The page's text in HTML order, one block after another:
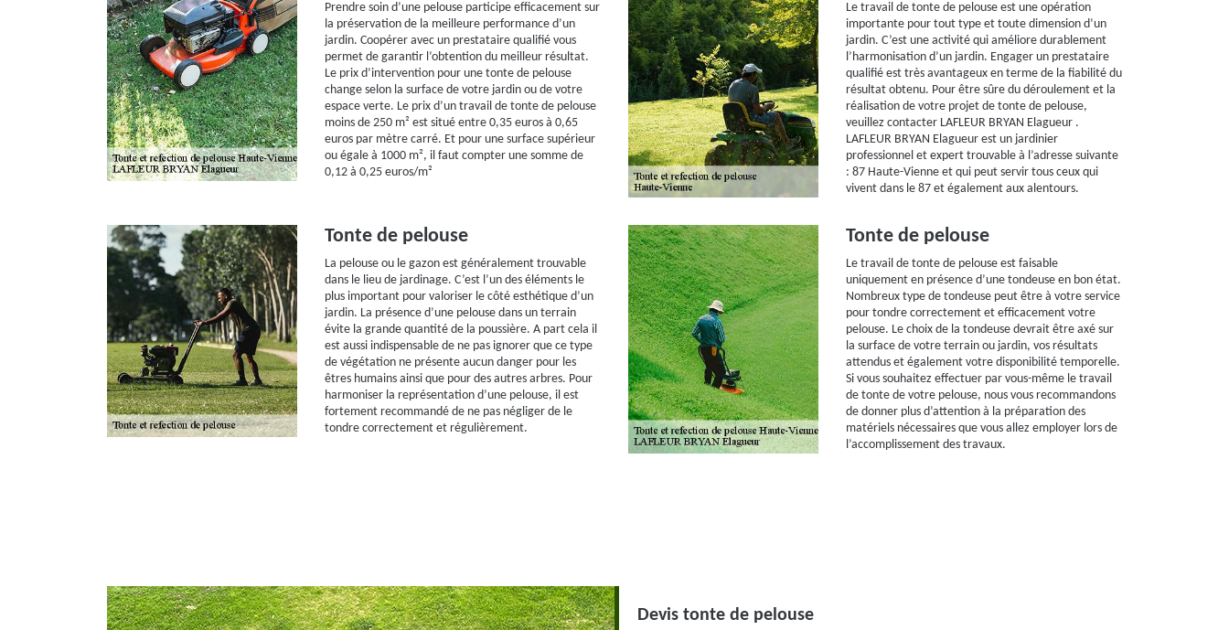
Prendre soin d’une pelouse participe efficacement sur
la préservation de la meilleure performance d’un
jardin. Coopérer avec un prestataire qualifié vous
permet de garantir l’obtention du meilleur résultat.
Le prix d’intervention pour une tonte de pelouse
change selon la surface de votre jardin ou de votre
espace verte. Le prix d’un travail de tonte de pelouse
moins de 250 m² est situé entre 0,35 euros à 0,65
euros par mètre carré. Et pour une surface supérieur
ou égale à 1000 m², il faut compter une somme de
0,12 à 0,25 euros/m²
Le travail de tonte de pelouse est une opération
importante pour tout type et toute dimension d’un
jardin. C’est une activité qui améliore durablement
l’harmonisation d’un jardin. Engager un prestataire
qualifié est très avantageux en terme de la fiabilité du
résultat obtenu. Pour être sûre du déroulement et la
réalisation de votre projet de tonte de pelouse,
veuillez contacter LAFLEUR BRYAN Elagueur .
LAFLEUR BRYAN Elagueur est un jardinier
professionnel et expert trouvable à l’adresse suivante
: 87 Haute-Vienne et qui peut servir tous ceux qui
vivent dans le 87 et également aux alentours.
Tonte de pelouse
La pelouse ou le gazon est généralement trouvable
dans le lieu de jardinage. C’est l’un des éléments le
plus important pour valoriser le côté esthétique d’un
jardin. La présence d’une pelouse dans un terrain
évite la grande quantité de la poussière. A part cela il
est aussi indispensable de ne pas ignorer que ce type
de végétation ne présente aucun danger pour les
êtres humains ainsi que pour des autres arbres. Pour
harmoniser la représentation d’une pelouse, il est
fortement recommandé de ne pas négliger de le
tondre correctement et régulièrement.
Tonte de pelouse
Le travail de tonte de pelouse est faisable
uniquement en présence d’une tondeuse en bon état.
Nombreux type de tondeuse peut être à votre service
pour tondre correctement et efficacement votre
pelouse. Le choix de la tondeuse devrait être axé sur
la surface de votre terrain ou jardin, vos résultats
attendus et également votre disponibilité temporelle.
Si vous souhaitez effectuer par vous-même le travail
de tonte de votre pelouse, nous vous recommandons
de donner plus d’attention à la préparation des
matériels nécessaires que vous allez employer lors de
l’accomplissement des travaux.
Devis tonte de pelouse